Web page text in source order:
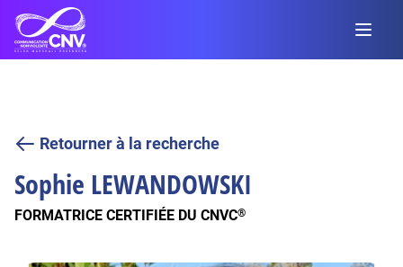
Retourner à la recherche
Sophie LEWANDOWSKI
FORMATRICE CERTIFIÉE DU CNVC®